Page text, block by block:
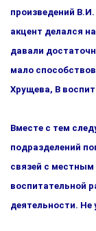
произведений
акцент делался
давали
мало
Хрущева, В
Вместе с тем
подразделений
связей с местным
воспитательной
деятельности. Не